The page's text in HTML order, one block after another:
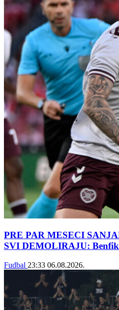
PRE PAR MESECI
SVI DEMOLIRAJU:
Fudbal 23:33 06.08.2026.